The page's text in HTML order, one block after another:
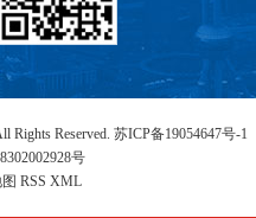
Rights Reserved. 苏ICP备19054647号-1
号
RSS XML